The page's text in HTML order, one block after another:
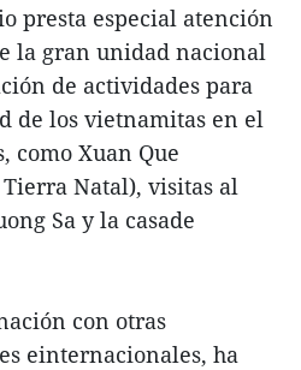
presta especial atención
la gran unidad nacional
de actividades para
de los vietnamitas en el
como Xuan Que
Natal), visitas al
Sa y la casade
con otras
einternacionales, ha